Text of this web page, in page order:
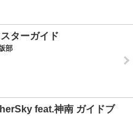
ターガイド
部
feat.神南 ガイドブ